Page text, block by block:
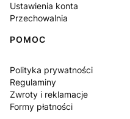
Ustawienia konta
Przechowalnia
POMOC
Polityka prywatności
Regulaminy
Zwroty i reklamacje
Formy płatności